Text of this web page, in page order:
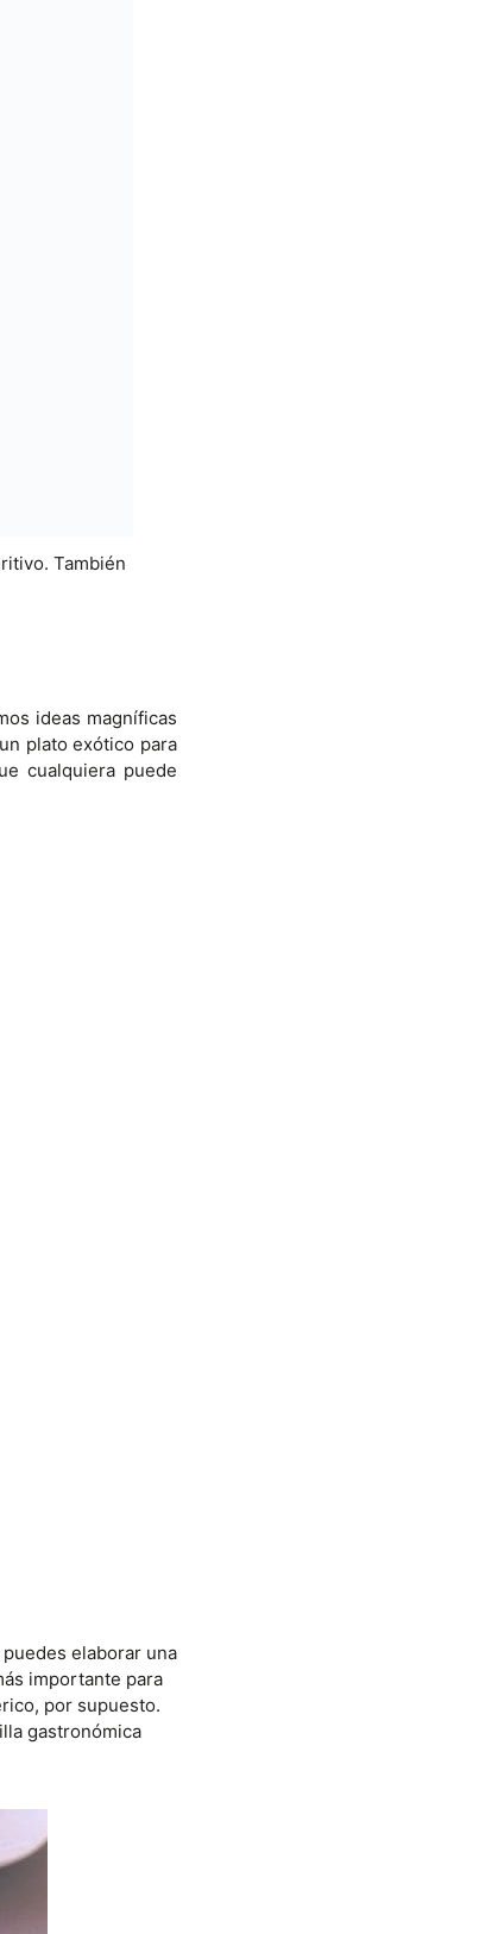
También
ideas magníficas
plato exótico para
cualquiera puede
elaborar una
importante para
por supuesto.
gastronómica